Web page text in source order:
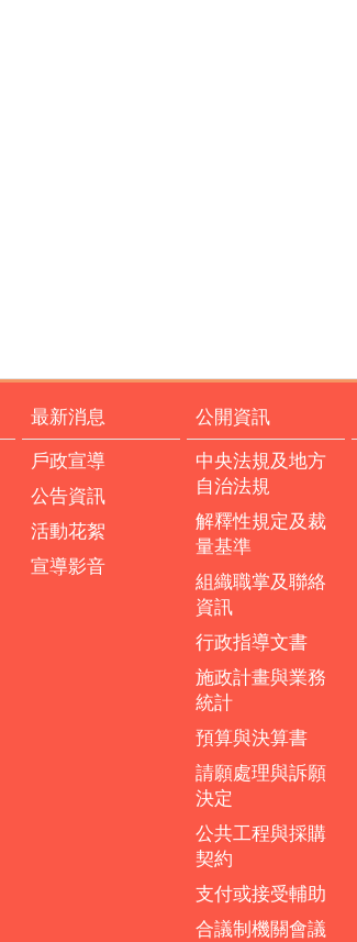
最新消息
戶政宣導
公告資訊
活動花絮
宣導影音
公開資訊
中央法規及地方
自治法規
解釋性規定及裁
量基準
組織職掌及聯絡
資訊
行政指導文書
施政計畫與業務
統計
預算與決算書
請願處理與訴願
決定
公共工程與採購
契約
支付或接受輔助
合議制機關會議